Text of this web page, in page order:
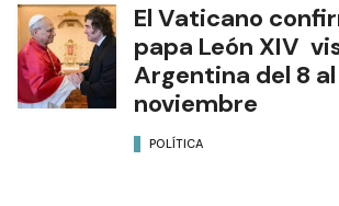
El Vaticano
papa León XIV
Argentina del 8 al
noviembre
POLÍTICA